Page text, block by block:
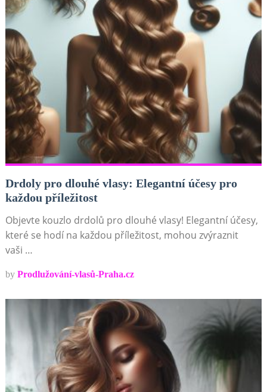
Drdoly pro dlouhé vlasy: Elegantní účesy pro
každou příležitost
Objevte kouzlo drdolů pro dlouhé vlasy! Elegantní účesy,
které se hodí na každou příležitost, mohou zvýraznit
vaši …
by Prodlužování-vlasů-Praha.cz